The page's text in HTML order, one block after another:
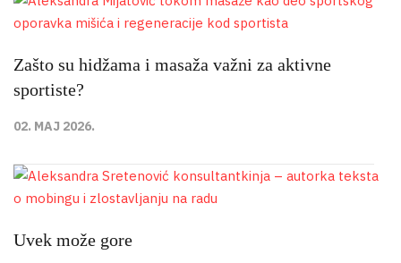
Zašto su hidžama i masaža važni za aktivne
sportiste?
02. MAJ 2026.
Uvek može gore